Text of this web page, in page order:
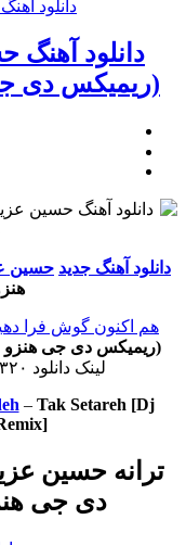
دانلود
دانلود آهنگ
(ریمیکس دی
دانلود آهنگ جدید حسین
هم اکنون گوش فرا
(ریمیکس دی جی هنزو
لینک دانلود ۳۲۰ / ۱۲۸ مستقیم و تکست موزیک
– Tak Setareh [Dj
ترانه حسین
دی جی